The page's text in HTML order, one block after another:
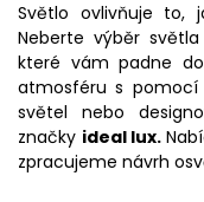
Světlo ovlivňuje
Neberte výběr
které vám padne
atmosféru s pomocí
světel nebo
značky ideal lux.
zpracujeme návrh